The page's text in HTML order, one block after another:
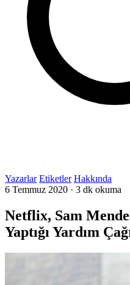
Yazarlar Etiketler Hakkında
6 Temmuz 2020 · 3 dk okuma
Netflix, Sam
Yaptığı Yardım